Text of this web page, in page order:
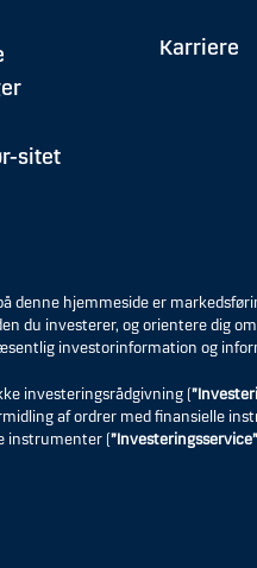
sitet
Karriere
denne hjemmeside er
du investerer, og orientere dig
investorinformation og
investeringsrådgivning (
af ordrer med finansielle
instrumenter (”Investeringsservice”